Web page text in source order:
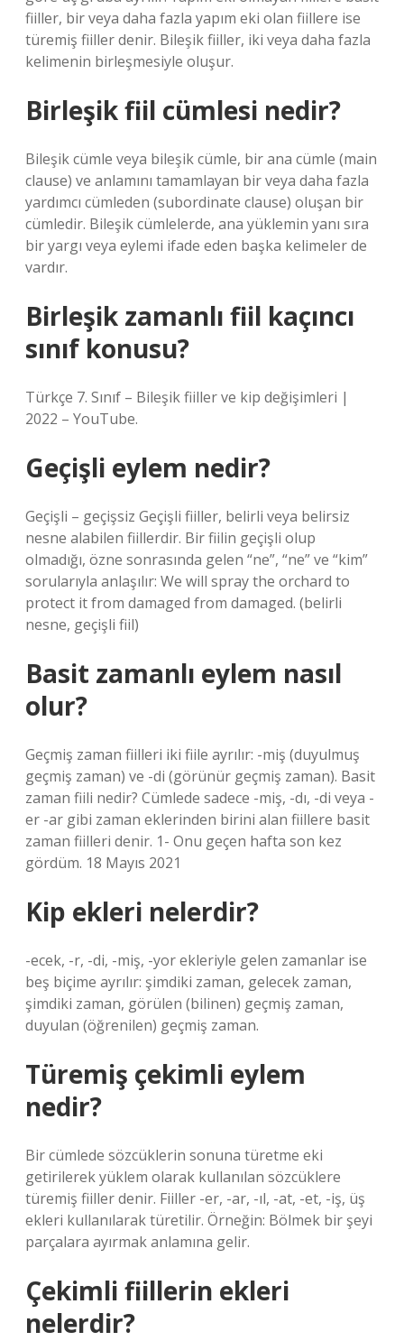
fiiller, bir veya daha fazla yapım eki olan fiillere ise
türemiş fiiller denir. Bileşik fiiller, iki veya daha fazla
kelimenin birleşmesiyle oluşur.
Birleşik fiil cümlesi nedir?
Bileşik cümle veya bileşik cümle, bir ana cümle (main
clause) ve anlamını tamamlayan bir veya daha fazla
yardımcı cümleden (subordinate clause) oluşan bir
cümledir. Bileşik cümlelerde, ana yüklemin yanı sıra
bir yargı veya eylemi ifade eden başka kelimeler de
vardır.
Birleşik zamanlı fiil kaçıncı
sınıf konusu?
Türkçe 7. Sınıf – Bileşik fiiller ve kip değişimleri |
2022 – YouTube.
Geçişli eylem nedir?
Geçişli – geçişsiz Geçişli fiiller, belirli veya belirsiz
nesne alabilen fiillerdir. Bir fiilin geçişli olup
olmadığı, özne sonrasında gelen “ne”, “ne” ve “kim”
sorularıyla anlaşılır: We will spray the orchard to
protect it from damaged from damaged. (belirli
nesne, geçişli fiil)
Basit zamanlı eylem nasıl
olur?
Geçmiş zaman fiilleri iki fiile ayrılır: -miş (duyulmuş
geçmiş zaman) ve -di (görünür geçmiş zaman). Basit
zaman fiili nedir? Cümlede sadece -miş, -dı, -di veya -
er -ar gibi zaman eklerinden birini alan fiillere basit
zaman fiilleri denir. 1- Onu geçen hafta son kez
gördüm. 18 Mayıs 2021
Kip ekleri nelerdir?
-ecek, -r, -di, -miş, -yor ekleriyle gelen zamanlar ise
beş biçime ayrılır: şimdiki zaman, gelecek zaman,
şimdiki zaman, görülen (bilinen) geçmiş zaman,
duyulan (öğrenilen) geçmiş zaman.
Türemiş çekimli eylem
nedir?
Bir cümlede sözcüklerin sonuna türetme eki
getirilerek yüklem olarak kullanılan sözcüklere
türemiş fiiller denir. Fiiller -er, -ar, -ıl, -at, -et, -iş, üş
ekleri kullanılarak türetilir. Örneğin: Bölmek bir şeyi
parçalara ayırmak anlamına gelir.
Çekimli fiillerin ekleri
nelerdir?